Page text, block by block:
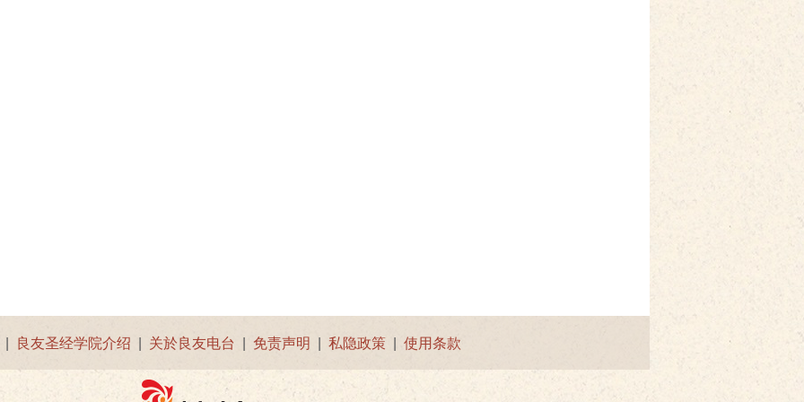
良友圣经学院介绍 | 关於良友电台 | 免责声明 | 私隐政策 | 使用条款